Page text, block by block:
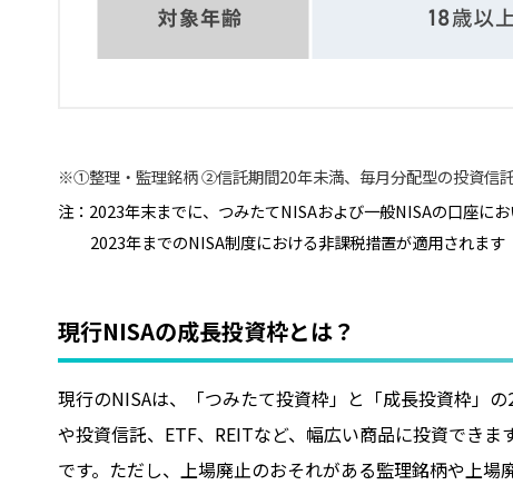
①整理・監理銘柄 ②信託期間20年未満、毎月分配型の投資信
注：2023年末までに、つみたてNISAおよび一般NISAの口座に
2023年までのNISA制度における非課税措置が適用されます
現行NISAの成長投資枠とは？
現行のNISAは、「つみたて投資枠」と「成長投資枠」
や投資信託、ETF、REITなど、幅広い商品に投資でき
です。ただし、上場廃止のおそれがある監理銘柄や上